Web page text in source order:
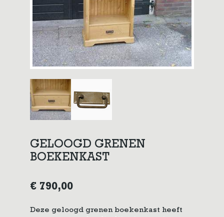
GELOOGD GRENEN
BOEKENKAST
€ 790,00
Deze geloogd grenen boekenkast heeft